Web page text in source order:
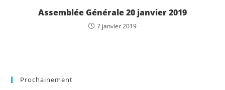
Assemblée Générale 20 janvier 2019
7 janvier 2019
Prochainement